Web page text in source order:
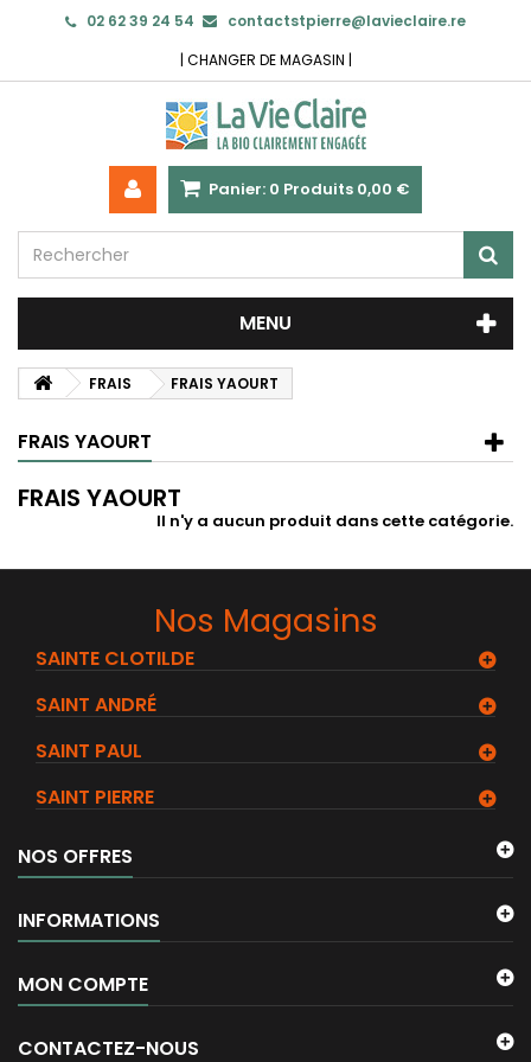
02 62 39 24 54
contactstpierre@lavieclaire.re
| CHANGER DE MAGASIN |
Panier: 0 Produits 0,00 €
MENU
FRAIS FRAIS YAOURT
FRAIS YAOURT
FRAIS YAOURT
Il n'y a aucun produit dans cette catégorie.
Nos Magasins
SAINTE CLOTILDE
SAINT ANDRÉ
SAINT PAUL
SAINT PIERRE
NOS OFFRES
INFORMATIONS
MON COMPTE
CONTACTEZ-NOUS